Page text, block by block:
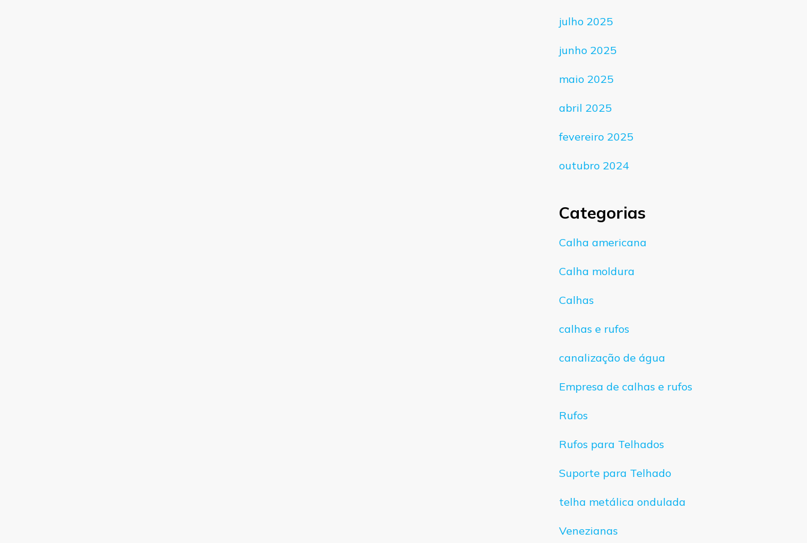
julho 2025
junho 2025
maio 2025
abril 2025
fevereiro 2025
outubro 2024
Categorias
Calha americana
Calha moldura
Calhas
calhas e rufos
canalização de água
Empresa de calhas e rufos
Rufos
Rufos para Telhados
Suporte para Telhado
telha metálica ondulada
Venezianas